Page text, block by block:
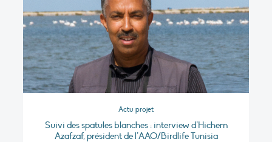
Actu projet
Suivi des spatules blanches : interview d’Hichem
Azafzaf, président de l’AAO/Birdlife Tunisia